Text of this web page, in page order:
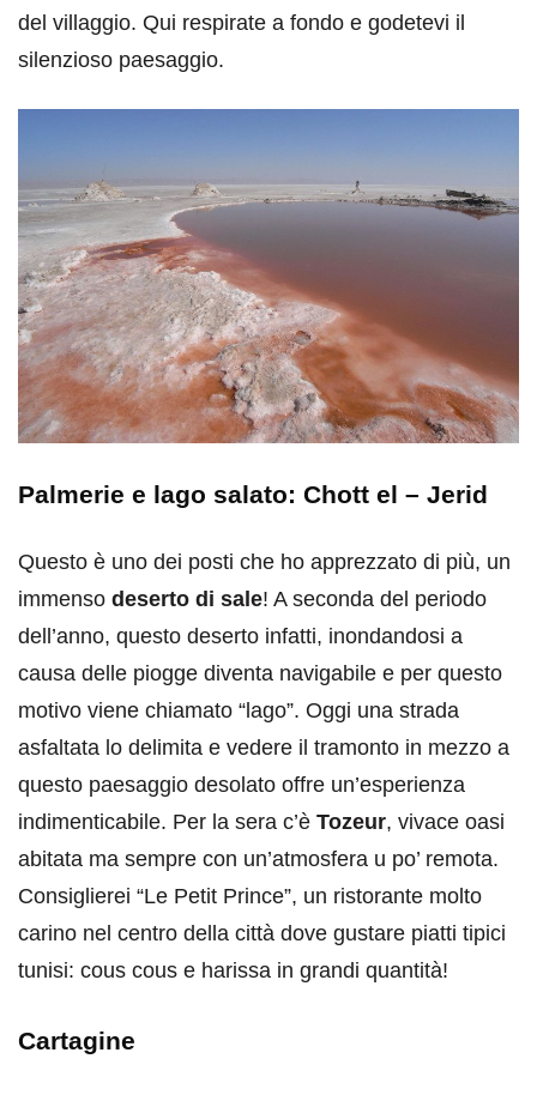
del villaggio. Qui respirate a fondo e godetevi il
silenzioso paesaggio.
Palmerie e lago salato: Chott el – Jerid
Questo è uno dei posti che ho apprezzato di più, un
immenso deserto di sale! A seconda del periodo
dell’anno, questo deserto infatti, inondandosi a
causa delle piogge diventa navigabile e per questo
motivo viene chiamato “lago”. Oggi una strada
asfaltata lo delimita e vedere il tramonto in mezzo a
questo paesaggio desolato offre un’esperienza
indimenticabile. Per la sera c’è Tozeur, vivace oasi
abitata ma sempre con un’atmosfera u po’ remota.
Consiglierei “Le Petit Prince”, un ristorante molto
carino nel centro della città dove gustare piatti tipici
tunisi: cous cous e harissa in grandi quantità!
Cartagine